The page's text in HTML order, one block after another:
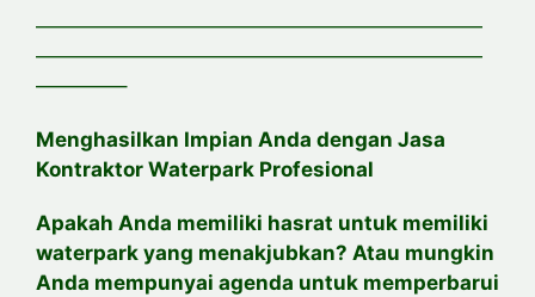
——————————————————————
——————————————————————
————–
Menghasilkan Impian Anda dengan Jasa
Kontraktor Waterpark Profesional
Apakah Anda memiliki hasrat untuk memiliki
waterpark yang menakjubkan? Atau mungkin
Anda mempunyai agenda untuk memperbarui